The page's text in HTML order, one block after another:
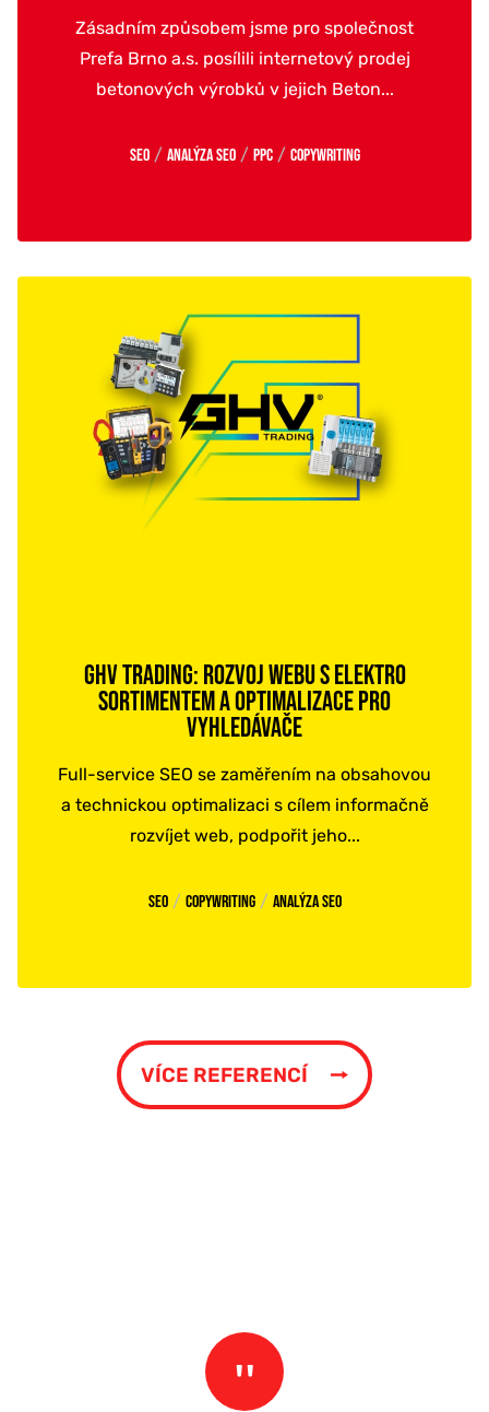
Zásadním způsobem jsme pro společnost
Prefa Brno a.s. posílili internetový prodej
betonových výrobků v jejich Beton...
SEO / Analýza SEO / PPC / Copywriting
GHV TRADING: ROZVOJ WEBU S ELEKTRO
SORTIMENTEM A OPTIMALIZACE PRO
VYHLEDÁVAČE
Full-service SEO se zaměřením na obsahovou
a technickou optimalizaci s cílem informačně
rozvíjet web, podpořit jeho...
SEO / Copywriting / Analýza SEO
VÍCE REFERENCÍ